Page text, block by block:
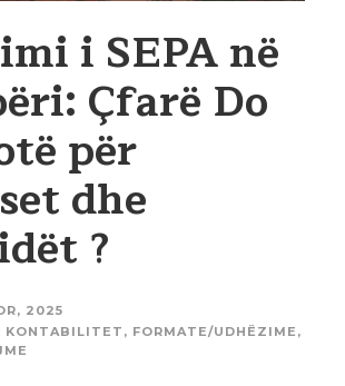
i SEPA në
Çfarë Do
për
dhe
?
2025
KONTABILITET , FORMATE/UDHËZIME ,